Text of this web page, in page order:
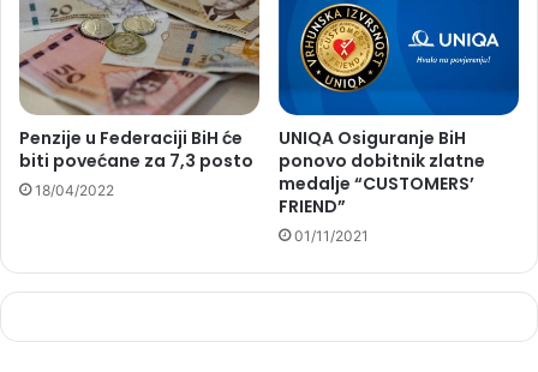
Penzije u Federaciji BiH će
biti povećane za 7,3 posto
18/04/2022
UNIQA Osiguranje BiH
ponovo dobitnik zlatne
medalje “CUSTOMERS’
FRIEND”
01/11/2021